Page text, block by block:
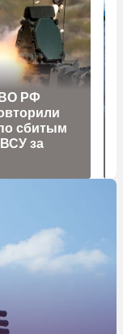
РФ
сбитым
за